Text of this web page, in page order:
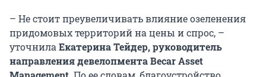
– Не стоит преувеличивать влияние озеленения
придомовых территорий на цены и спрос, –
уточнила Екатерина Тейдер, руководитель
направления девелопмента Becar Asset